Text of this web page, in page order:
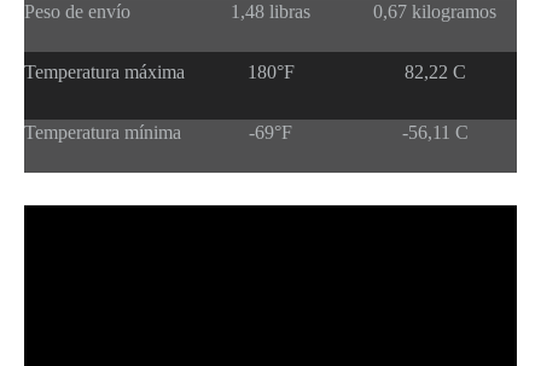
Peso de envío 1,48 libras 0,67 kilogramos
Temperatura máxima 180°F 82,22 C
Temperatura mínima -69°F -56,11 C